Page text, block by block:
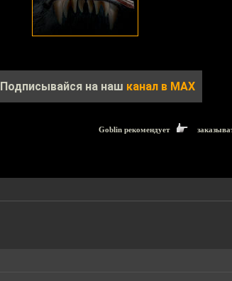
Подписывайся на наш канал в MAX
Goblin рекомендует